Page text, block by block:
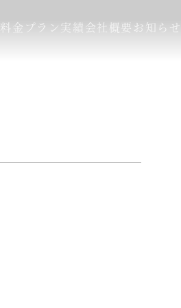
料金プラン実績 会社概要お知らせ